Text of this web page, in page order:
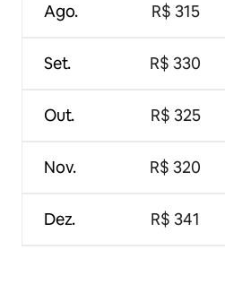
Ago.
Set.
Out.
Nov.
Dez.
R$ 315
R$ 330
R$ 325
R$ 320
R$ 341